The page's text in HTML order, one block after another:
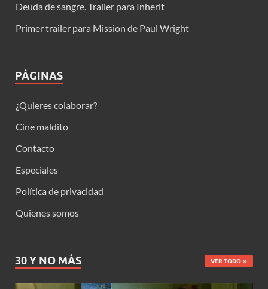
Deuda de sangre. Trailer para Inherit
Primer trailer para Mission de Paul Wright
PÁGINAS
¿Quieres colaborar?
Cine maldito
Contacto
Especiales
Política de privacidad
Quienes somos
30 Y NO MÁS VER TODO